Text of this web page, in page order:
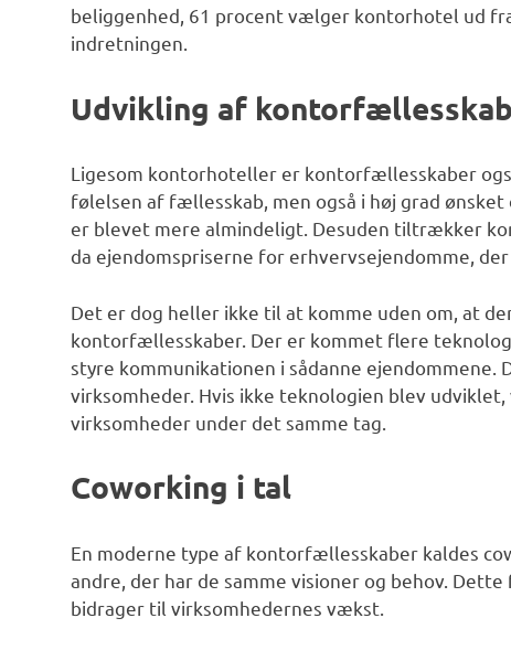
beliggenhed, 61 procent vælger kontorhotel ud
indretningen.
Udvikling af
Ligesom kontorhoteller er kontorfællesskaber
følelsen af fællesskab, men også i høj grad
er blevet mere almindeligt. Desuden tiltrækker
da ejendomspriserne for erhvervsejendomme,
Det er dog heller ikke til at komme uden om, at
kontorfællesskaber. Der er kommet flere
styre kommunikationen i sådanne
virksomheder. Hvis ikke teknologien blev
virksomheder under det samme tag.
Coworking i tal
En moderne type af kontorfællesskaber kaldes
andre, der har de samme visioner og behov.
bidrager til virksomhedernes vækst.